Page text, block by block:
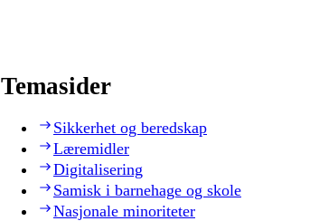
Temasider
Sikkerhet og beredskap
Læremidler
Digitalisering
Samisk i barnehage og skole
Nasjonale minoriteter